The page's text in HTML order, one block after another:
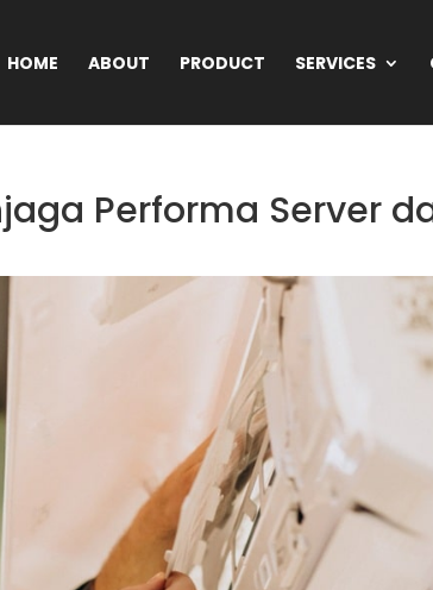
HOME ABOUT PRODUCT SERVICES
Performa Server